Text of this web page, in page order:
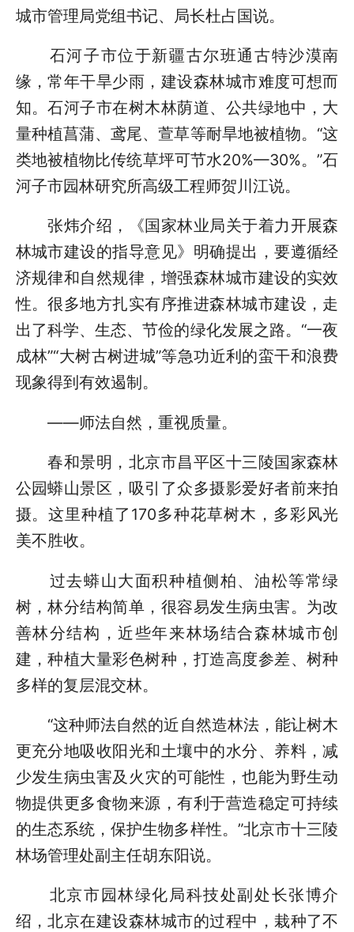
城市管理局党组书记、局长杜占国说。
石河子市位于新疆古尔班通古特沙漠南
缘，常年干旱少雨，建设森林城市难度可想而
知。石河子市在树木林荫道、公共绿地中，大
量种植菖蒲、鸢尾、萱草等耐旱地被植物。“这
类地被植物比传统草坪可节水20%—30%。”石
河子市园林研究所高级工程师贺川江说。
张炜介绍，《国家林业局关于着力开展森
林城市建设的指导意见》明确提出，要遵循经
济规律和自然规律，增强森林城市建设的实效
性。很多地方扎实有序推进森林城市建设，走
出了科学、生态、节俭的绿化发展之路。“一夜
成林”“大树古树进城”等急功近利的蛮干和浪费
现象得到有效遏制。
——师法自然，重视质量。
春和景明，北京市昌平区十三陵国家森林
公园蟒山景区，吸引了众多摄影爱好者前来拍
摄。这里种植了170多种花草树木，多彩风光
美不胜收。
过去蟒山大面积种植侧柏、油松等常绿
树，林分结构简单，很容易发生病虫害。为改
善林分结构，近些年来林场结合森林城市创
建，种植大量彩色树种，打造高度参差、树种
多样的复层混交林。
“这种师法自然的近自然造林法，能让树木
更充分地吸收阳光和土壤中的水分、养料，减
少发生病虫害及火灾的可能性，也能为野生动
物提供更多食物来源，有利于营造稳定可持续
的生态系统，保护生物多样性。”北京市十三陵
林场管理处副主任胡东阳说。
北京市园林绿化局科技处副处长张博介
绍，北京在建设森林城市的过程中，栽种了不